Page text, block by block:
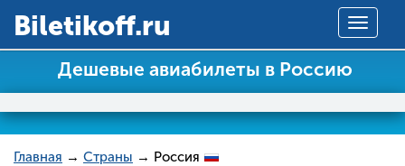
Toggle
Вiletikoff.ru
Дешевые авиабилеты в Россию
Главная → Страны → Россия